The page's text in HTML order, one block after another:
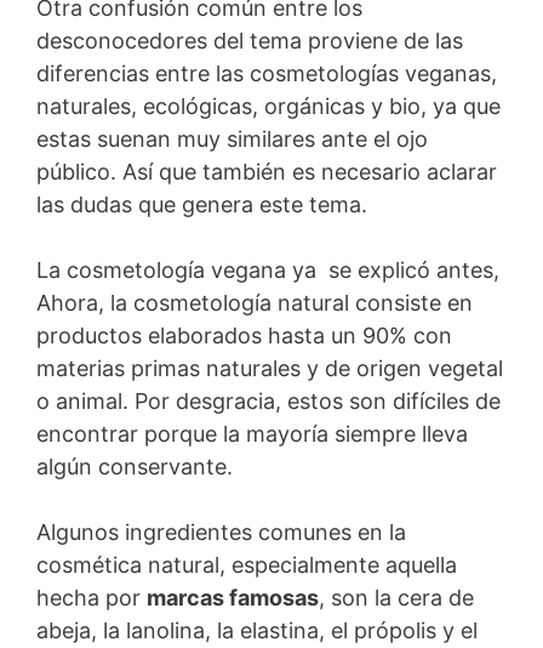
Otra confusión común entre los
desconocedores del tema proviene de las
diferencias entre las cosmetologías veganas,
naturales, ecológicas, orgánicas y bio, ya que
estas suenan muy similares ante el ojo
público. Así que también es necesario aclarar
las dudas que genera este tema.
La cosmetología vegana ya se explicó antes,
Ahora, la cosmetología natural consiste en
productos elaborados hasta un 90% con
materias primas naturales y de origen vegetal
o animal. Por desgracia, estos son difíciles de
encontrar porque la mayoría siempre lleva
algún conservante.
Algunos ingredientes comunes en la
cosmética natural, especialmente aquella
hecha por marcas famosas, son la cera de
abeja, la lanolina, la elastina, el própolis y el